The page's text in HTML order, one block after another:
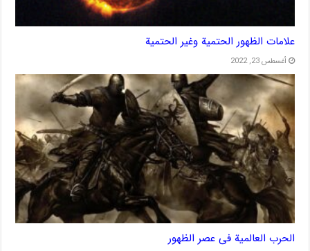
علامات الظهور الحتمية وغير الحتمية
أغسطس 23, 2022
الحرب العالمیة فی عصر الظهور